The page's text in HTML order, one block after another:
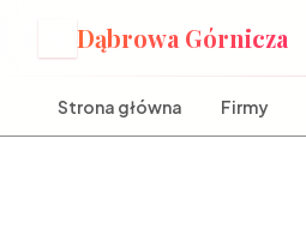
Dąbrowa Górnicza
Strona główna Firmy